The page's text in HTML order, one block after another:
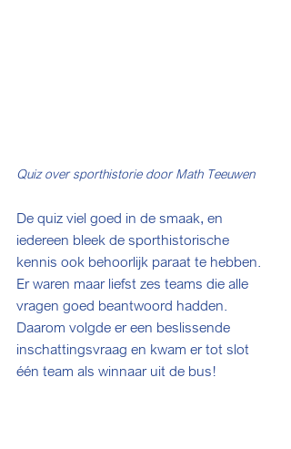
Quiz over sporthistorie door Math Teeuwen
De quiz viel goed in de smaak, en
iedereen bleek de sporthistorische
kennis ook behoorlijk paraat te hebben.
Er waren maar liefst zes teams die alle
vragen goed beantwoord hadden.
Daarom volgde er een beslissende
inschattingsvraag en kwam er tot slot
één team als winnaar uit de bus!